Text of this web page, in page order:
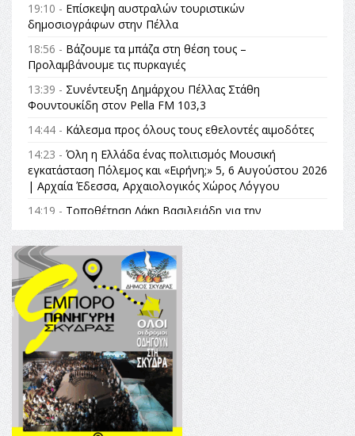
19:10 - Επίσκεψη αυστραλών τουριστικών
δημοσιογράφων στην Πέλλα
18:56 - Βάζουμε τα μπάζα στη θέση τους –
Προλαμβάνουμε τις πυρκαγιές
13:39 - Συνέντευξη Δημάρχου Πέλλας Στάθη
Φουντουκίδη στον Pella FM 103,3
14:44 - Κάλεσμα προς όλους τους εθελοντές αιμοδότες
14:23 - Όλη η Ελλάδα ένας πολιτισμός Μουσική
εγκατάσταση Πόλεμος και «Ειρήνη;» 5, 6 Αυγούστου 2026
| Αρχαία Έδεσσα, Αρχαιολογικός Χώρος Λόγγου
14:19 - Τοποθέτηση Λάκη Βασιλειάδη για την
Αναθεώρηση του Συντάγματος: «Σε τέτοιες κορυφαίες
θεσμικές διαδικασίες υπάρχει μόνο η ευθύνη απέναντι
στις επόμενες γενιές»
16:35 -Το πρόγραμμα του ΠΑΟΚ στον δεύτερο γύρο του
Champions League!
16:27 -Όλυμπος: Εντάχθηκε στον Κατάλογο Παγκόσμιας
Κληρονομιάς της UNESCO – Ομόφωνη η απόφαση Ο
Όλυμπος αναγνωρίστηκε ως φυσικό και πολιτιστικό
αγαθό εξέχουσας οικουμενικής αξίας για την
ανθρωπότητα
16:18 -ΕΝΟΡΙΑΚΕΣ ΚΑΛΟΚΑΙΡΙΝΕΣ ΔΡΑΣΕΙΣ ΓΙΑ ΠΑΙΔΙΑ
ΣΤΗΝ ΕΔΕΣΣΑ